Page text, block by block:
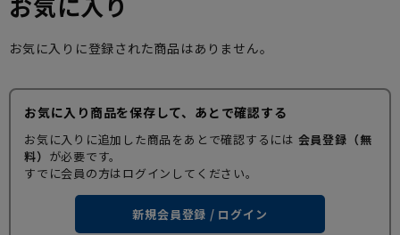
お気に入りに登録された商品はありません。
お気に入り商品を保存して、あとで確認する
お気に入りに追加した商品をあとで確認するには 会員登録（無
料） が必要です。
すでに会員の方はログインしてください。
新規会員登録 / ログイン